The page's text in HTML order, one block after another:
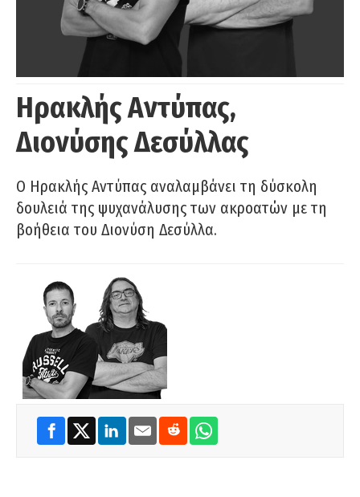
Ηρακλής Αντύπας,
Διονύσης Δεσύλλας
Ο Ηρακλής Αντύπας αναλαμβάνει τη δύσκολη
δουλειά της ψυχανάλυσης των ακροατών με τη
βοήθεια του Διονύση Δεσύλλα.